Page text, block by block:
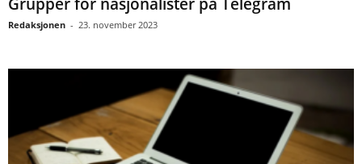
Redaksjonen - 23. november 2023